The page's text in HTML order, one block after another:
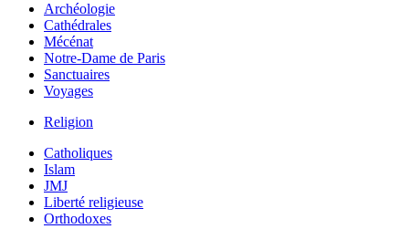
Archéologie
Cathédrales
Mécénat
Notre-Dame de Paris
Sanctuaires
Voyages
Religion
Catholiques
Islam
JMJ
Liberté religieuse
Orthodoxes